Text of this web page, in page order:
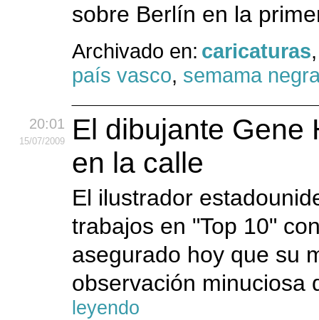
sobre Berlín en la
Archivado en: caricaturas
país vasco, semama
20:01
15/07/2009
El dibujante Gene
en la calle
El ilustrador
trabajos en "Top 10"
asegurado hoy que su
observación
leyendo